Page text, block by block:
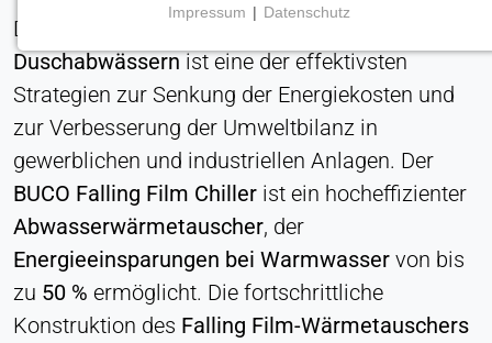
Die Wärmerückgewinnung aus
Duschabwässernist eine der effektivsten
Strategien zur Senkung der Energiekosten und
zur Verbesserung der Umweltbilanz in
gewerblichen und industriellen Anlagen. Der
BUCO Falling Film Chiller ist ein hocheffizienter
Abwasserwärmetauscher, der
Energieeinsparungen bei Warmwasser von bis
zu 50 % ermöglicht. Die fortschrittliche
Konstruktion des Falling Film-Wärmetauschers
Erforderlich für Kernfunktionen der Website wie
Navigation und Speicherung von
Datenschutzeinstellungen. Diese Cookies können
nicht deaktiviert werden.
Cookie_Zustimmung
Zustimmung
Anbieter:
Heat Transfer Technology
Impressum | Datenschutz